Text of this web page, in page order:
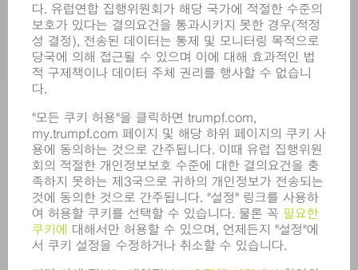
기업
경력
모집
기업 프로필
이사회
영업 보고서
규정 준수
내부고발자 시스템
보안
보도 자료
매거진
지속가능성
환경 & 기후
사회 & 기업
기업 경영